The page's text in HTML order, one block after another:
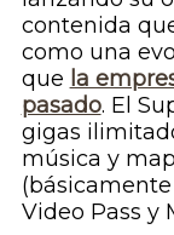
contenida
como una
que la
pasado. El
gigas
música y
Video Pass y